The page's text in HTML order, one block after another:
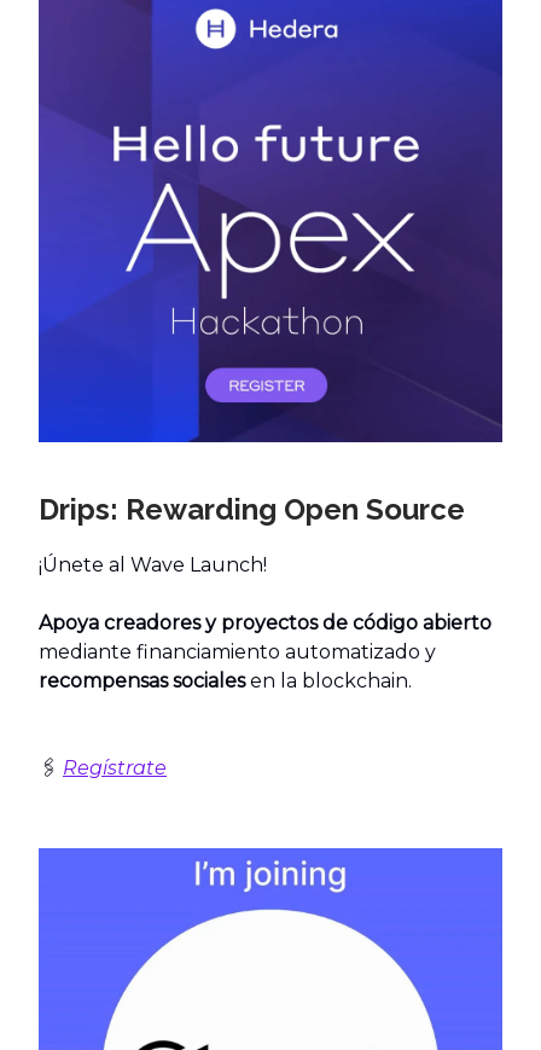
Drips: Rewarding Open Source
¡Únete al Wave Launch!
Apoya creadores y proyectos de código abierto
mediante financiamiento automatizado y
recompensas socialesen la blockchain.
🖇️ Regístrate